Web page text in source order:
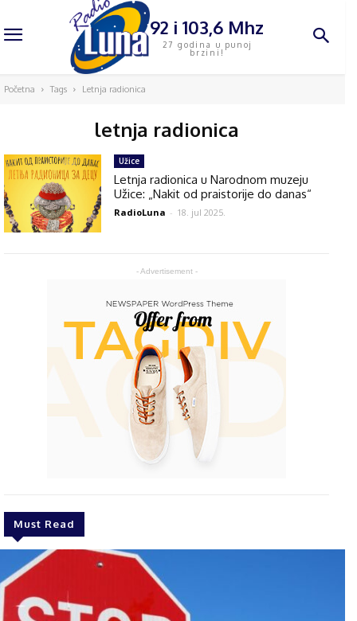
92 i 103,6 Mhz
27 godina u punoj
brzini!
Početna Tags Letnja radionica
letnja radionica
- Advertisement -
Must Read
Užice
Letnja radionica u Narodnom muzeju
Užice: „Nakit od praistorije do danas“
RadioLuna - 18. jul 2025.